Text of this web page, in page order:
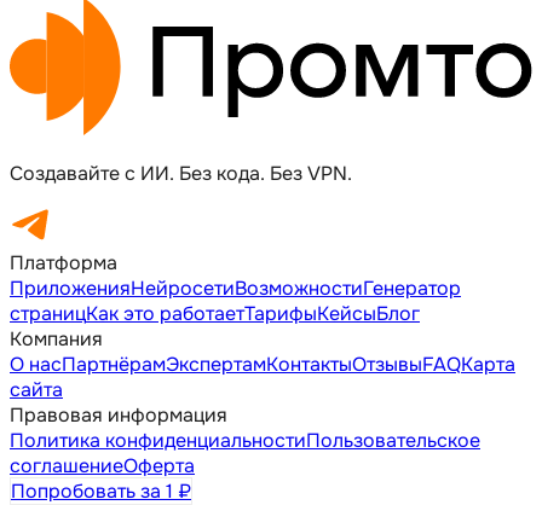
Создавайте с ИИ. Без кода. Без VPN.
Платформа
ПриложенияНейросетиВозможностиГенератор
страницКак это работаетТарифыКейсыБлог
Компания
О насПартнёрамЭкспертамКонтактыОтзывыFAQКарта
сайта
Правовая информация
Политика конфиденциальностиПользовательское
соглашениеОферта
Попробовать за 1 ₽